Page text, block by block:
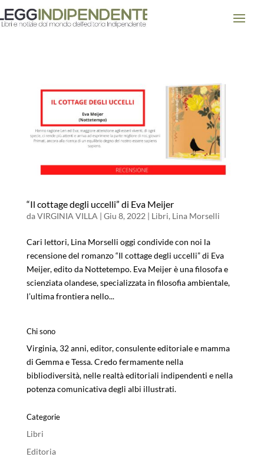
“Il cottage degli uccelli” di Eva Meijer
daVIRGINIA VILLA | Giu 8, 2022 | Libri, Lina Morselli
Cari lettori, Lina Morselli oggi condivide con noi la
recensione del romanzo “Il cottage degli uccelli” di Eva
Meijer, edito da Nottetempo. Eva Meijer è una filosofa e
scienziata olandese, specializzata in filosofia ambientale,
l’ultima frontiera nello...
Chi sono
Virginia, 32 anni, editor, consulente editoriale e mamma
di Gemma e Tessa. Credo fermamente nella
bibliodiversità, nelle realtà editoriali indipendenti e nella
potenza comunicativa degli albi illustrati.
Categorie
Libri
Editoria